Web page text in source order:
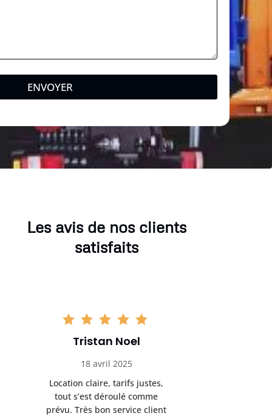
ENVOYER
Les avis de nos clients
satisfaits
Tristan Noel
18 avril 2025
Location claire, tarifs justes,
tout s’est déroulé comme
prévu. Très bon service client